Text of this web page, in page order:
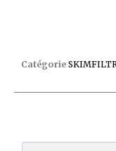
Catégorie